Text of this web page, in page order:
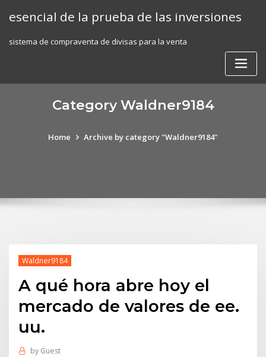
esencial de la prueba de las inversiones
sistema de compraventa de divisas para la venta
Category Waldner9184
Home Archive by category "Waldner9184"
Waldner9184
A qué hora abre hoy el
mercado de valores de ee.
uu.
by Guest